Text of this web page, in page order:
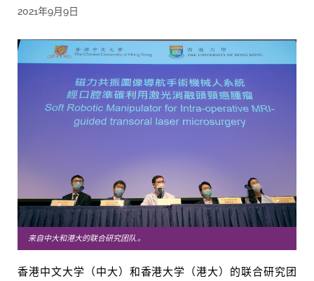
2021年9月9日
来自中大和港大的联合研究团队.。
香港中文大学（中大）和香港大学（港大）的联合研究团